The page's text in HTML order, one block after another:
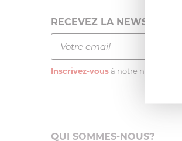
RECEVEZ LA NEWSLETTER
Inscrivez-vous à notre newsletter
QUI SOMMES-NOUS?